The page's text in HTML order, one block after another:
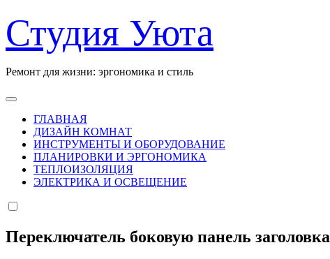
к
содержанию
Студия Уюта
Ремонт для жизни: эргономика и стиль
ГЛАВНАЯ
ДИЗАЙН КОМНАТ
ИНСТРУМЕНТЫ И ОБОРУДОВАНИЕ
ПЛАНИРОВКИ И ЭРГОНОМИКА
ТЕПЛОИЗОЛЯЦИЯ
ЭЛЕКТРИКА И ОСВЕЩЕНИЕ
Переключатель боковую панель заголовка